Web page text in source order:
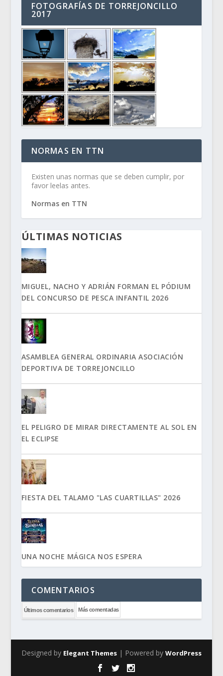
FOTOGRAFÍAS DE TORREJONCILLO
2017
NORMAS EN TTN
Existen unas normas que se deben cumplir, por
favor leelas antes.
Normas en TTN
ÚLTIMAS NOTICIAS
MIGUEL, NACHO Y ADRIÁN FORMAN EL PÓDIUM
DEL CONCURSO DE PESCA INFANTIL 2026
ASAMBLEA GENERAL ORDINARIA ASOCIACIÓN
DEPORTIVA DE TORREJONCILLO
EL PELIGRO DE MIRAR DIRECTAMENTE AL SOL EN
EL ECLIPSE
FIESTA DEL TALAMO "LAS CUARTILLAS" 2026
UNA NOCHE MÁGICA NOS ESPERA
COMENTARIOS
Últimos comentarios Más comentadas
Designed by Elegant Themes| Powered by WordPress